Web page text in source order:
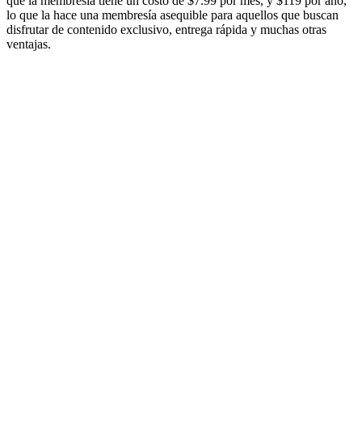
lo que la hace una membresía asequible para aquellos que buscan
disfrutar de contenido exclusivo, entrega rápida y muchas otras
ventajas.